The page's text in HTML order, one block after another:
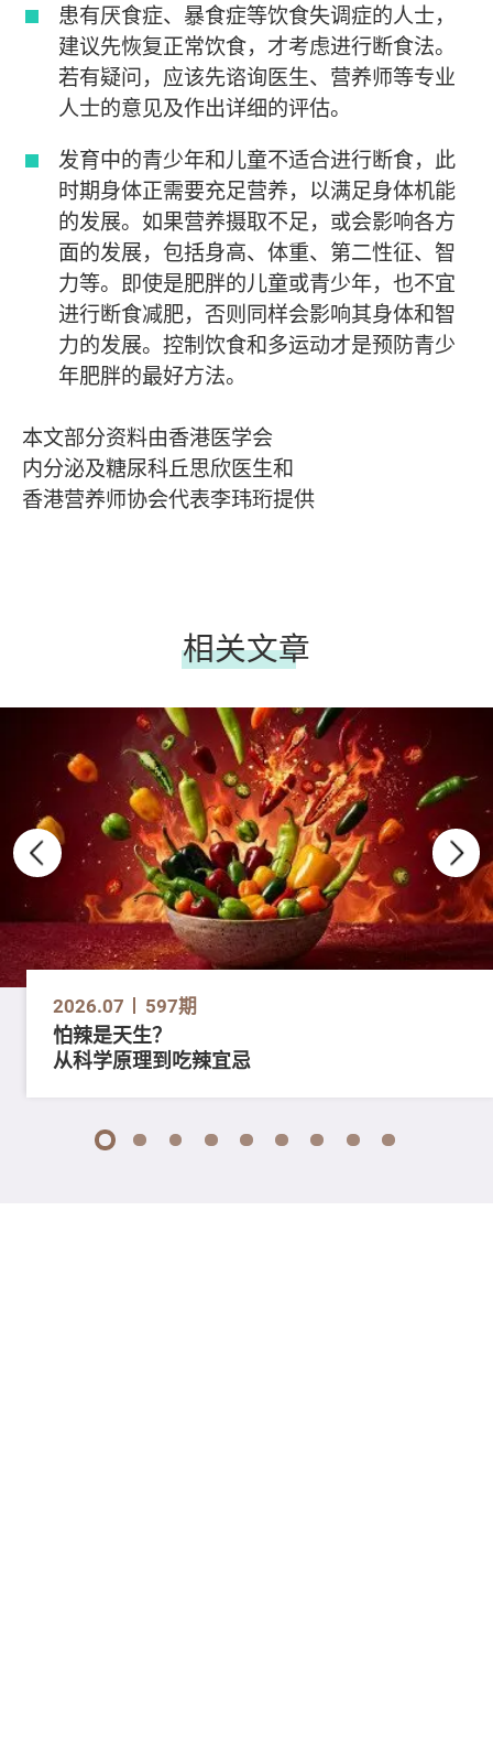
患有厌食症、暴食症等饮食失调症的人士，
建议先恢复正常饮食，才考虑进行断食法。
若有疑问，应该先谘询医生、营养师等专业
人士的意见及作出详细的评估。
发育中的青少年和儿童不适合进行断食，此
时期身体正需要充足营养，以满足身体机能
的发展。如果营养摄取不足，或会影响各方
面的发展，包括身高、体重、第二性征、智
力等。即使是肥胖的儿童或青少年，也不宜
进行断食减肥，否则同样会影响其身体和智
力的发展。控制饮食和多运动才是预防青少
年肥胖的最好方法。
本文部分资料由香港医学会
内分泌及糖尿科丘思欣医生和
香港营养师协会代表李玮珩提供
相关文章
2026.07 597期
怕辣是天生？
从科学原理到吃辣宜忌
1 2 3 4 5 6 7 8 9